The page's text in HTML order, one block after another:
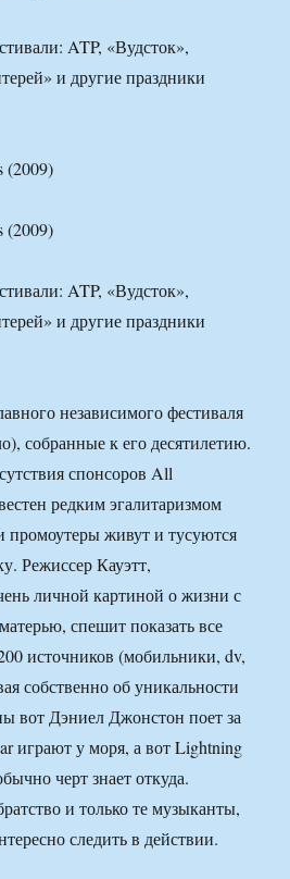
(2009)
(2009)
независимого фестиваля
собранные к его десятилетию.
спонсоров All
редким эгалитаризмом
промоутеры живут и тусуются
Режиссер Кауэтт,
личной картиной о жизни с
спешит показать все
источников (мобильники, dv,
собственно об уникальности
вот Дэниел Джонстон поет за
играют у моря, а вот Lightning
черт знает откуда.
и только те музыканты,
следить в действии.